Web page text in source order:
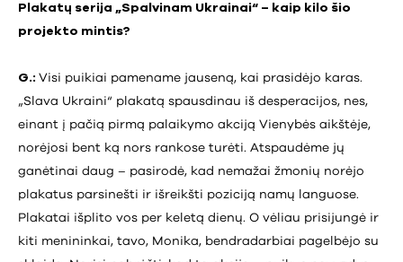
Plakatų serija „Spalvinam Ukrainai“ – kaip kilo šio
projekto mintis?
G.: Visi puikiai pamename jauseną, kai prasidėjo karas.
„Slava Ukraini“ plakatą spausdinau iš desperacijos, nes,
einant į pačią pirmą palaikymo akciją Vienybės aikštėje,
norėjosi bent ką nors rankose turėti. Atspaudėme jų
ganėtinai daug – pasirodė, kad nemažai žmonių norėjo
plakatus parsinešti ir išreikšti poziciją namų languose.
Plakatai išplito vos per keletą dienų. O vėliau prisijungė ir
kiti menininkai, tavo, Monika, bendradarbiai pagelbėjo su